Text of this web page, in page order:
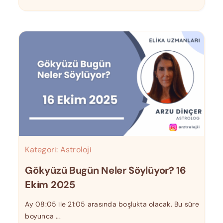
Kategori: Astroloji
Gökyüzü Bugün Neler Söylüyor? 16
Ekim 2025
Ay 08:05 ile 21:05 arasında boşlukta olacak. Bu süre
boyunca ...